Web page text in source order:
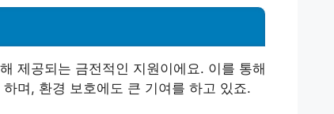
제공되는 금전적인 지원이에요. 이를 통해
며, 환경 보호에도 큰 기여를 하고 있죠.